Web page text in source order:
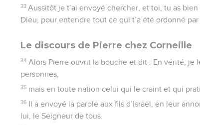
33 Aussitôt je t’ai envoyé chercher, et toi, tu as
Dieu, pour entendre tout ce qui t’a été ordonné par
Le discours de Pierre chez Corneille
34 Alors Pierre ouvrit la bouche et dit : En vérité, je
personnes,
35 mais en toute nation celui qui le craint et qui
36 Il a envoyé la parole aux fils d’Israël, en leur
lui, le Seigneur de tous.